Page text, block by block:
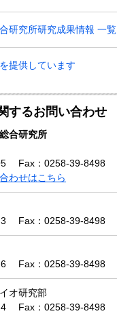
研究所研究成果情報 一覧
提供しています
するお問い合わせ
合研究所
Fax：0258-39-8498
わせはこちら
Fax：0258-39-8498
Fax：0258-39-8498
オ研究部
Fax：0258-39-8498